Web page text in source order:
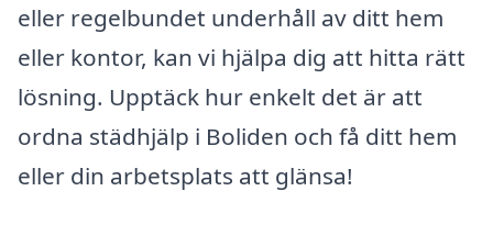
eller regelbundet underhåll av ditt hem
eller kontor, kan vi hjälpa dig att hitta rätt
lösning. Upptäck hur enkelt det är att
ordna städhjälp i Boliden och få ditt hem
eller din arbetsplats att glänsa!